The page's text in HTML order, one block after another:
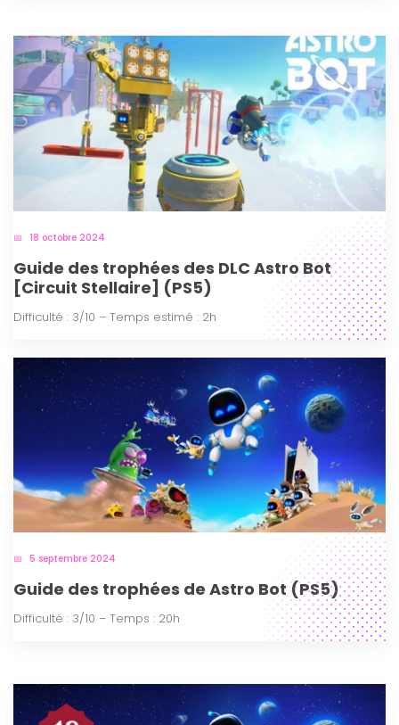
18 octobre 2024
Guide des trophées des DLC Astro Bot
[Circuit Stellaire] (PS5)
Difficulté : 3/10 – Temps estimé : 2h
5 septembre 2024
Guide des trophées de Astro Bot (PS5)
Difficulté : 3/10 – Temps : 20h